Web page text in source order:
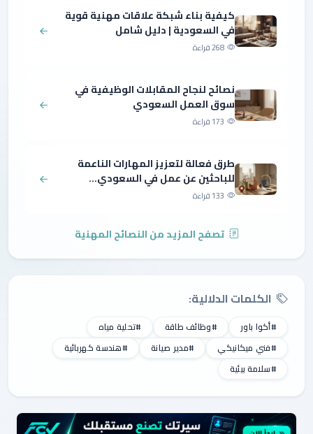
كيفية بناء شبكة علاقات مهنية قوية
في السعودية | دليل شامل
268 قراءة
نصائح لنجاح المقابلات الوظيفية في
سوق العمل السعودي
173 قراءة
طرق فعالة لتعزيز المهارات الناعمة
للباحثين عن عمل في السعودي...
133 قراءة
تصفح المزيد من النصائح المهنية
الكلمات الدلالية:
#أكوا باور #وظائف طاقة
#تحلية مياه
#فني ميكانيكي
#مدير صيانة
#هندسة كهربائية
#سلامة بيئية